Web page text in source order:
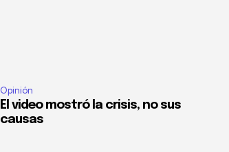
Opinión
El video mostró la crisis, no sus
causas